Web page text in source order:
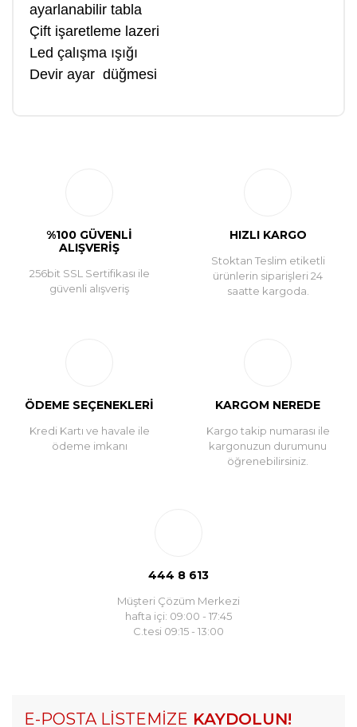
ayarlanabilir tabla
Çift işaretleme lazeri
Led çalışma ışığı
Devir ayar düğmesi
%100 GÜVENLİ
ALIŞVERİŞ
256bit SSL Sertifikası ile
güvenli alışveriş
HIZLI KARGO
Stoktan Teslim etiketli
ürünlerin siparişleri 24
saatte kargoda.
ÖDEME SEÇENEKLERİ
Kredi Kartı ve havale ile
ödeme imkanı
KARGOM NEREDE
Kargo takip numarası ile
kargonuzun durumunu
öğrenebilirsiniz.
444 8 613
Müşteri Çözüm Merkezi
hafta içi: 09:00 - 17:45
C.tesi 09:15 - 13:00
E-POSTA LİSTEMİZE KAYDOLUN!